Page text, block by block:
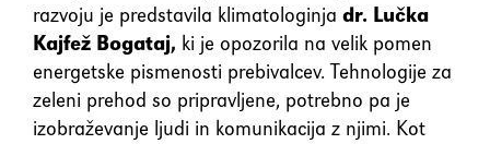
razvoju je predstavila klimatologinja dr. Lučka
Kajfež Bogataj, ki je opozorila na velik pomen
energetske pismenosti prebivalcev. Tehnologije za
zeleni prehod so pripravljene, potrebno pa je
izobraževanje ljudi in komunikacija z njimi. Kot